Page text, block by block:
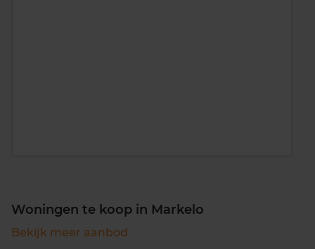
Woningen te koop in Markelo
Bekijk meer aanbod